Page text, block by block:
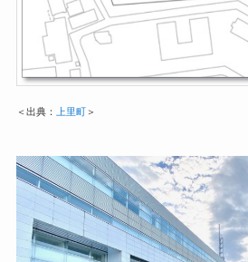
＜出典： 上里町＞